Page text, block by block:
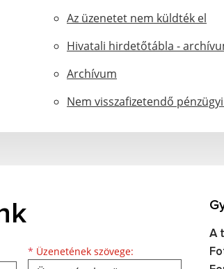
Az üzenetet nem küldték el
Hivatali hirdetőtábla -
Archívum
Nem visszafizetendő
* Üzenetének szövege: Üzenetének
A